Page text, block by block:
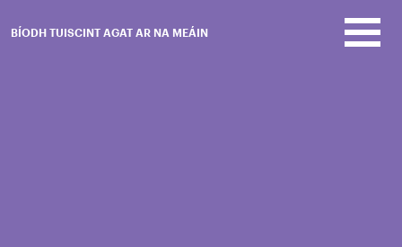
BÍODH TUISCINT AGAT AR NA MEÁIN